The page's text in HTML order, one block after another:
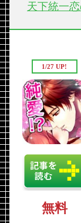
天下統一
1/27 UP!
無料